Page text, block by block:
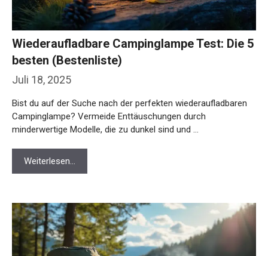
Juli 18, 2025
Wiederaufladbare Campinglampe Test: Die 5
besten (Bestenliste)
Bist du auf der Suche nach der perfekten wiederaufladbaren
Campinglampe? Vermeide Enttäuschungen durch
minderwertige Modelle, die zu dunkel sind und …
Weiterlesen…